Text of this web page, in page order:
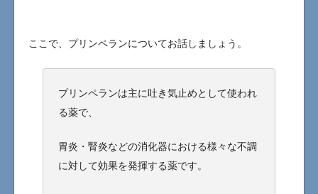
ここで、プリンペランについてお話しましょう。
プリンペランは主に吐き気止めとして使われ
る薬で、
胃炎・腎炎などの消化器における様々な不調
に対して効果を発揮する薬です。